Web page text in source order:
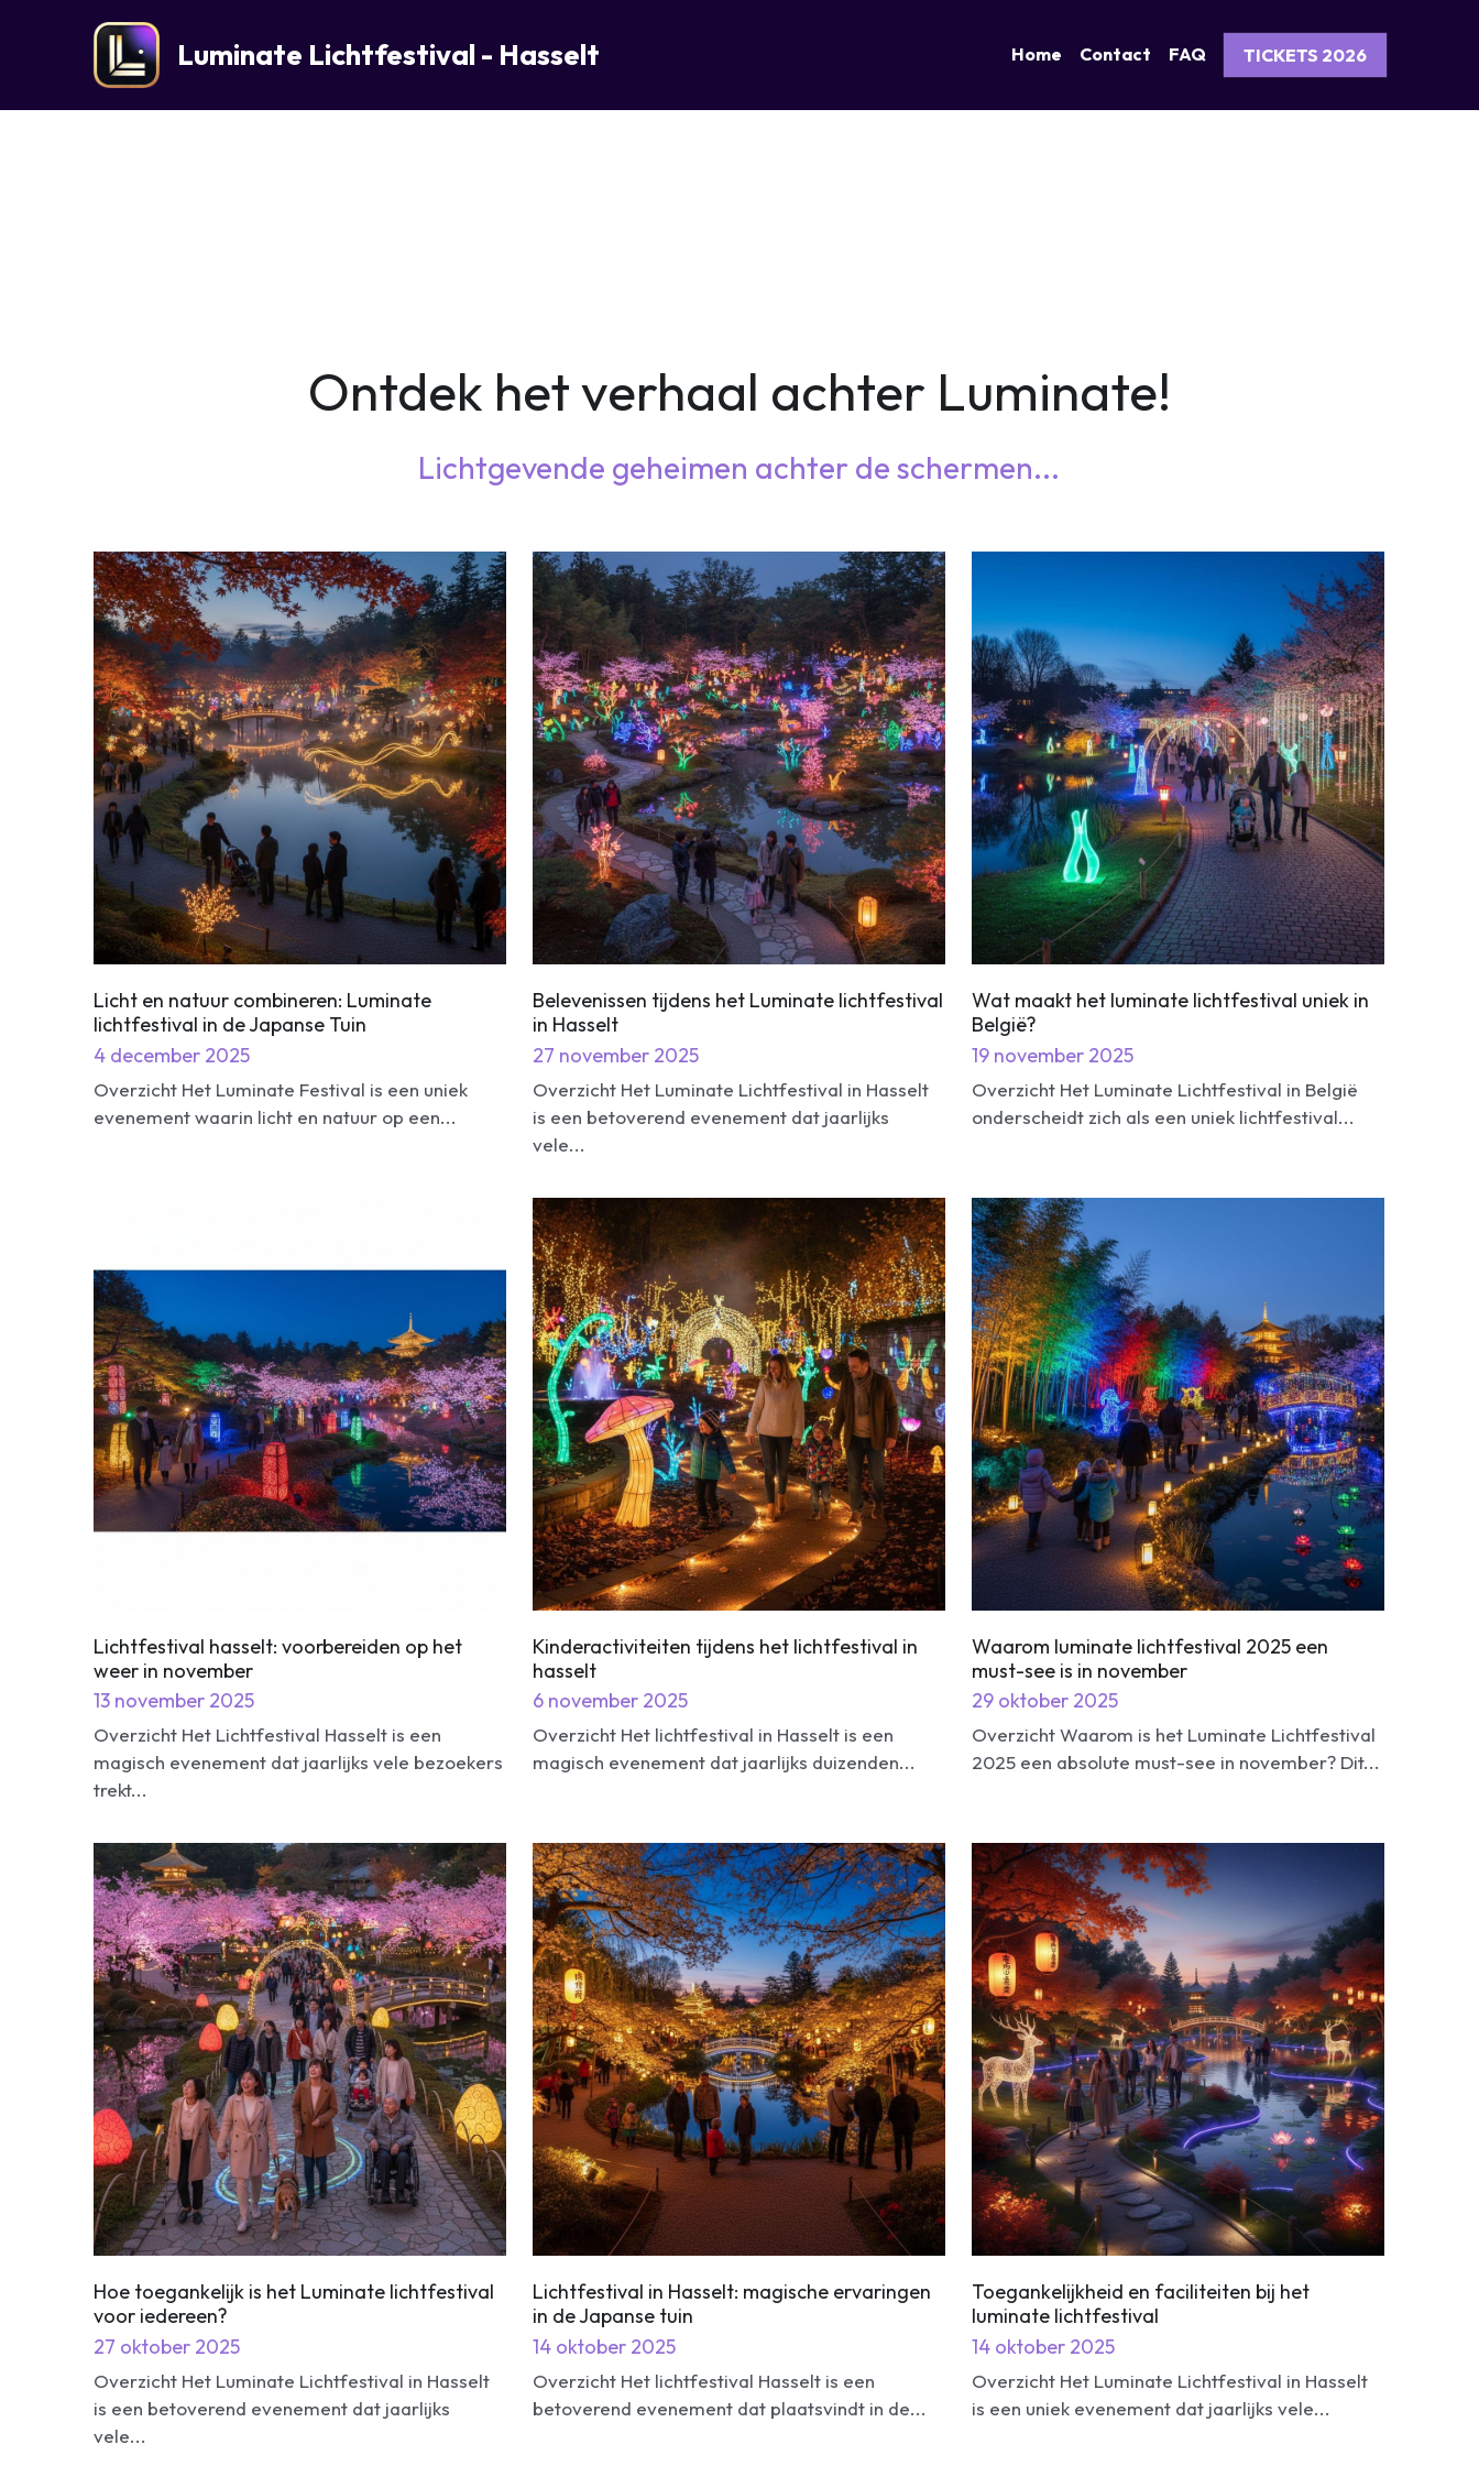
Luminate Lichtfestival - Hasselt Home Contact FAQ TICKETS 2026
Licht en natuur combineren: Luminate
lichtfestival in de Japanse Tuin
4 december 2025
Overzicht Het Luminate Festival is een uniek
evenement waarin licht en natuur op een...
Belevenissen tijdens het Luminate lichtfestival
in Hasselt
27 november 2025
Overzicht Het Luminate Lichtfestival in Hasselt
is een betoverend evenement dat jaarlijks
vele...
Wat maakt het luminate lichtfestival uniek in
België?
19 november 2025
Overzicht Het Luminate Lichtfestival in België
onderscheidt zich als een uniek lichtfestival...
Lichtfestival hasselt: voorbereiden op het
weer in november
trekt...
Kinderactiviteiten tijdens het lichtfestival in
hasselt
6 november 2025
Overzicht Het lichtfestival in Hasselt is een
magisch evenement dat jaarlijks duizenden...
Waarom luminate lichtfestival 2025 een
must-see is in november
29 oktober 2025
Overzicht Waarom is het Luminate Lichtfestival
2025 een absolute must-see in november? Dit...
Hoe toegankelijk is het Luminate lichtfestival
voor iedereen?
27 oktober 2025
Overzicht Het Luminate Lichtfestival in Hasselt
is een betoverend evenement dat jaarlijks
vele...
Lichtfestival in Hasselt: magische ervaringen
in de Japanse tuin
14 oktober 2025
Overzicht Het lichtfestival Hasselt is een
betoverend evenement dat plaatsvindt in de...
Toegankelijkheid en faciliteiten bij het
luminate lichtfestival
14 oktober 2025
Overzicht Het Luminate Lichtfestival in Hasselt
is een uniek evenement dat jaarlijks vele...